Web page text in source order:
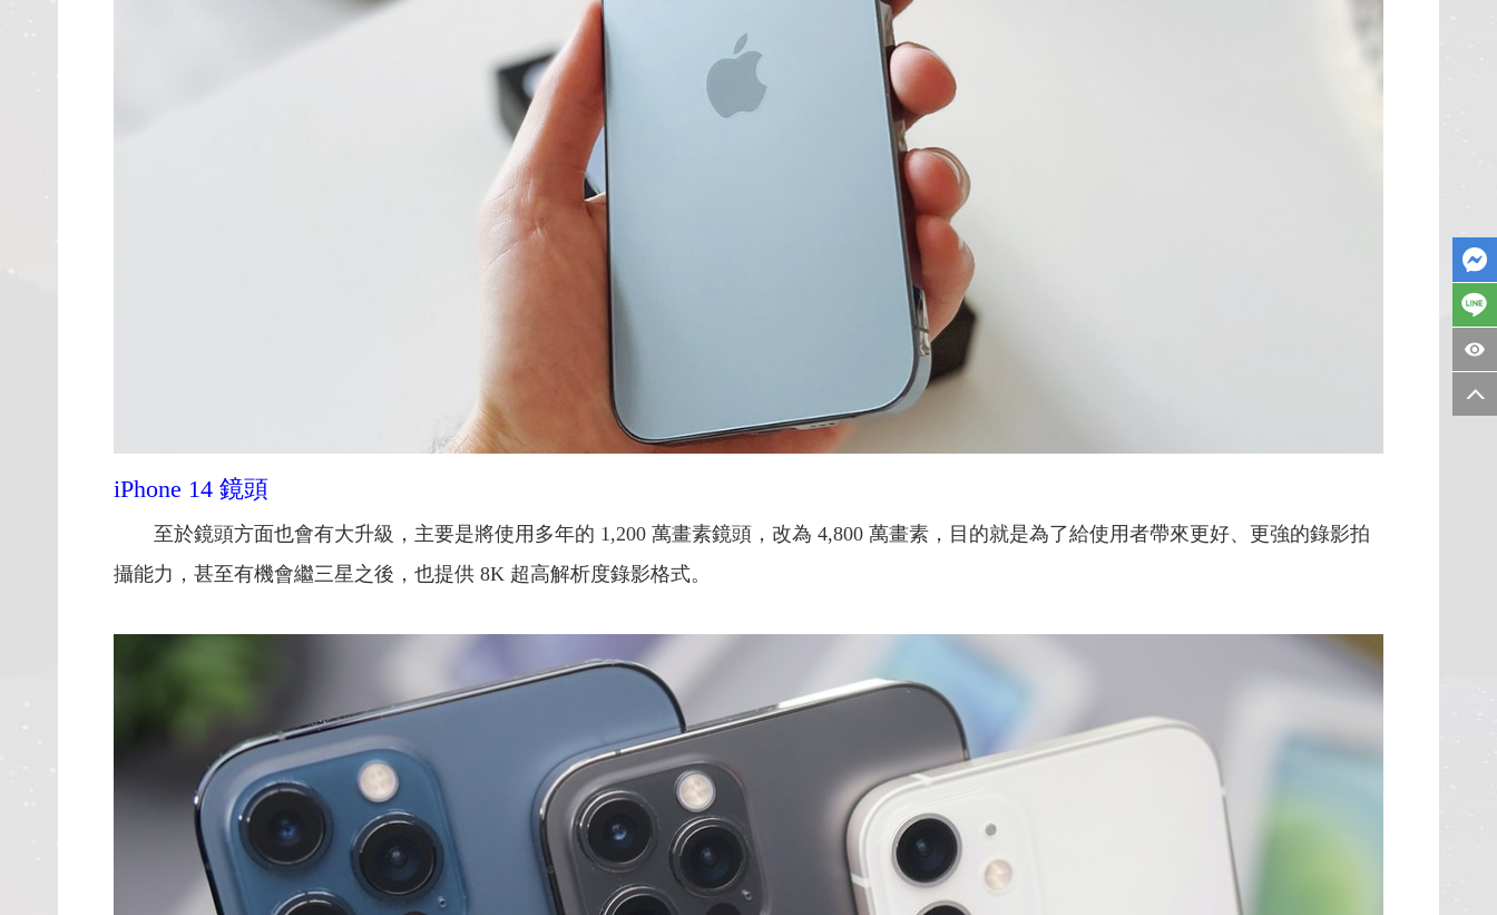
iPhone 14 鏡頭
至於鏡頭方面也會有大升級，主要是將使用多年的 1,200 萬畫素鏡頭，改為 4,800 萬畫素，目的就是為了給使用者帶來更好、更強的錄影拍
攝能力，甚至有機會繼三星之後，也提供 8K 超高解析度錄影格式。